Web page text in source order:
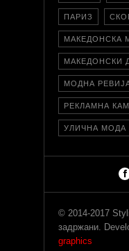
ПАРИЗ
МАКЕДОНСКА
МАКЕДОНСКИ
МОДНА
РЕКЛАМНА
УЛИЧНА МОДА
© 2014-2017
задржани.
graphics